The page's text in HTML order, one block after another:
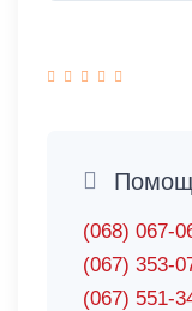
(068) 067-
(067) 353-
(067) 551-